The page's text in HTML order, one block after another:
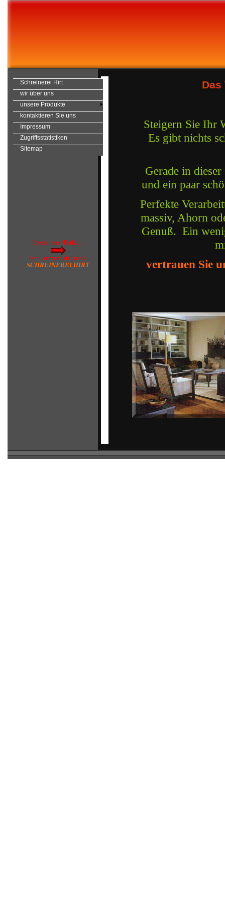
Schreinerei Hirt
wir über uns
unsere Produkte
kontaktieren Sie uns
Impressum
Zugriffsstatistiken
Sitemap
Ideen aus Holz . .
wir setzen sie um !
SCHREINEREI HIRT
Das
Steigern Sie Ihr
Es gibt nichts
Gerade in
und ein paar
Perfekte
massiv, Ahorn
Genuß. Ein
vertrauen Sie